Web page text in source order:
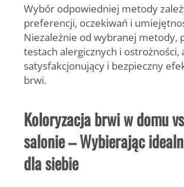
Wybór odpowiedniej metody
preferencji, oczekiwań i
Niezależnie od wybranej metody,
testach alergicznych i ostrożności,
satysfakcjonujący i bezpieczny
brwi.
Koloryzacja brwi w domu
salonie – Wybierając
dla siebie